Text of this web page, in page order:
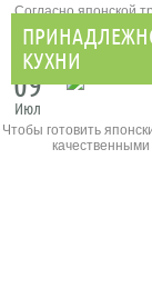
Согласно японской
суши неизменно
09
Июл
КУХНИ
Чтобы готовить